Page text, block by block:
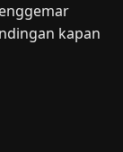
kapan